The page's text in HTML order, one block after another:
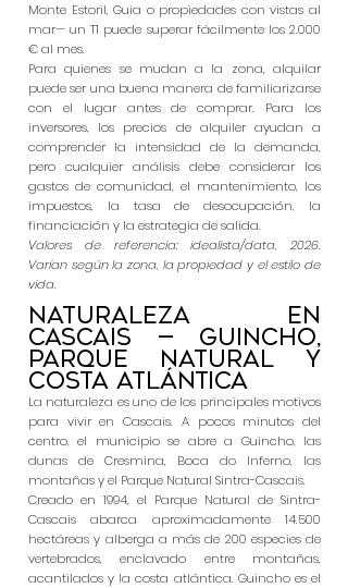
Monte Estoril, Guia o propiedades con vistas al
mar— un T1 puede superar fácilmente los 2.000
€ al mes.
Para quienes se mudan a la zona, alquilar
puede ser una buena manera de familiarizarse
con el lugar antes de comprar. Para los
inversores, los precios de alquiler ayudan a
comprender la intensidad de la demanda,
pero cualquier análisis debe considerar los
gastos de comunidad, el mantenimiento, los
impuestos, la tasa de desocupación, la
financiación y la estrategia de salida.
Valores de referencia: idealista/data, 2026.
Varían según la zona, la propiedad y el estilo de
vida.
Naturaleza en
Cascais — Guincho,
Parque Natural y
costa atlántica
La naturaleza es uno de los principales motivos
para vivir en Cascais. A pocos minutos del
centro, el municipio se abre a Guincho, las
dunas de Cresmina, Boca do Inferno, las
montañas y el Parque Natural Sintra-Cascais.
Creado en 1994, el Parque Natural de Sintra-
Cascais abarca aproximadamente 14.500
hectáreas y alberga a más de 200 especies de
vertebrados, enclavado entre montañas,
acantilados y la costa atlántica. Guincho es el